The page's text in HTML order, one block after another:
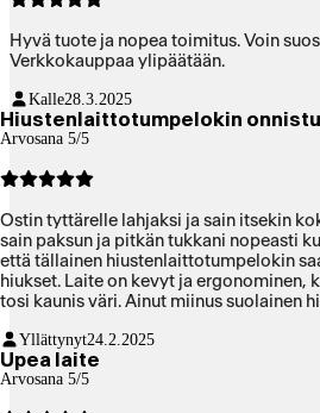
Hyvä tuote ja nopea toimitus. Voin
Verkkokauppaa ylipäätään.
Kalle28.3.2025
Hiustenlaittotumpelokin
Arvosana 5/5
Ostin tyttärelle lahjaksi ja sain itsekin
sain paksun ja pitkän tukkani nopeasti
että tällainen hiustenlaittotumpelokin
hiukset. Laite on kevyt ja ergonominen,
tosi kaunis väri. Ainut miinus suolainen
Yllättynyt24.2.2025
Upea laite
Arvosana 5/5